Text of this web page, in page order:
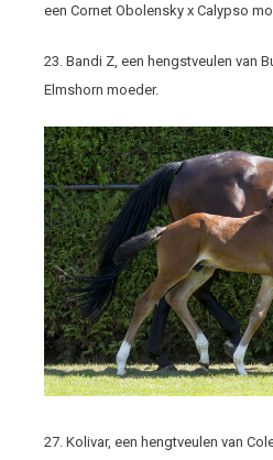
een Cornet Obolensky x Calypso
23. Bandi Z, een hengstveulen van
Elmshorn moeder.
27. Kolivar, een hengtveulen van